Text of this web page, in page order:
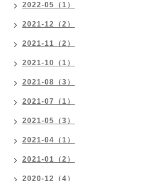
2022-05（1）
2021-12（2）
2021-11（2）
2021-10（1）
2021-08（3）
2021-07（1）
2021-05（3）
2021-04（1）
2021-01（2）
2020-12（4）